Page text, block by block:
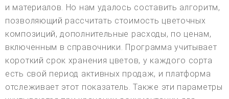
и материалов. Но нам удалось составить алгоритм,
позволяющий рассчитать стоимость цветочных
композиций, дополнительные расходы, по ценам,
включенным в справочники. Программа учитывает
короткий срок хранения цветов, у каждого сорта
есть свой период активных продаж, и платформа
отслеживает этот показатель. Также эти параметры